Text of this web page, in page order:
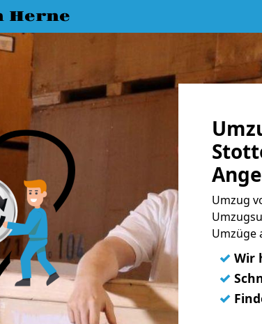
Herne
Umzug
Umzüge
✓ Wir
✓
✓